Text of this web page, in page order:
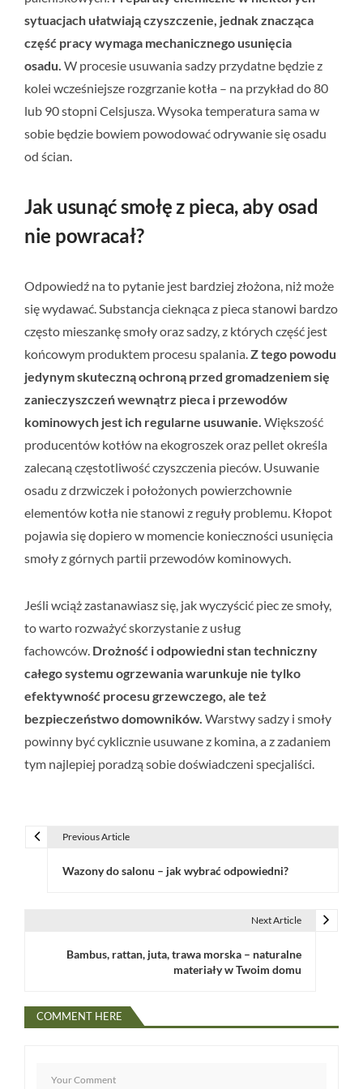
sytuacjach ułatwiają czyszczenie, jednak znacząca
część pracy wymaga mechanicznego usunięcia
osadu. W procesie usuwania sadzy przydatne będzie z
kolei wcześniejsze rozgrzanie kotła – na przykład do 80
lub 90 stopni Celsjusza. Wysoka temperatura sama w
sobie będzie bowiem powodować odrywanie się osadu
od ścian.
Jak usunąć smołę z pieca, aby osad
nie powracał?
Odpowiedź na to pytanie jest bardziej złożona, niż może
się wydawać. Substancja cieknąca z pieca stanowi bardzo
często mieszankę smoły oraz sadzy, z których część jest
końcowym produktem procesu spalania.Z tego powodu
jedynym skuteczną ochroną przed gromadzeniem się
zanieczyszczeń wewnątrz pieca i przewodów
kominowych jest ich regularne usuwanie. Większość
producentów kotłów na ekogroszek oraz pellet określa
zalecaną częstotliwość czyszczenia pieców. Usuwanie
osadu z drzwiczek i położonych powierzchownie
elementów kotła nie stanowi z reguły problemu. Kłopot
pojawia się dopiero w momencie konieczności usunięcia
smoły z górnych partii przewodów kominowych.
Jeśli wciąż zastanawiasz się, jak wyczyścić piec ze smoły,
to warto rozważyć skorzystanie z usług
fachowców. Drożność i odpowiedni stan techniczny
całego systemu ogrzewania warunkuje nie tylko
efektywność procesu grzewczego, ale też
bezpieczeństwo domowników. Warstwy sadzy i smoły
powinny być cyklicznie usuwane z komina, a z zadaniem
tym najlepiej poradzą sobie doświadczeni specjaliści.
c
Previous Article
Wazony do salonu – jak wybrać odpowiedni?
Next Article
Bambus, rattan, juta, trawa morska – naturalne
materiały w Twoim domu
COMMENT HERE